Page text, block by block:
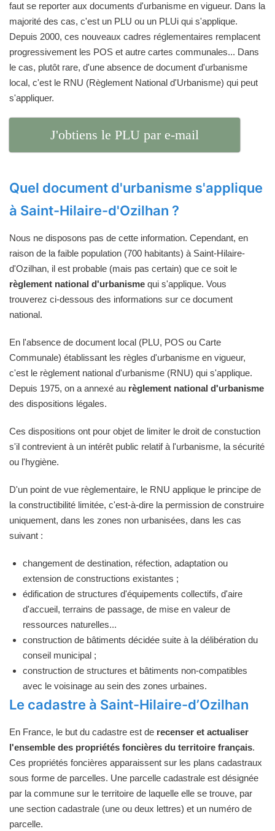
faut se reporter aux documents d'urbanisme en vigueur. Dans la
majorité des cas, c'est un PLU ou un PLUi qui s'applique.
Depuis 2000, ces nouveaux cadres réglementaires remplacent
progressivement les POS et autre cartes communales... Dans
le cas, plutôt rare, d'une absence de document d'urbanisme
local, c'est le RNU (Règlement National d'Urbanisme) qui peut
s'appliquer.
J'obtiens le PLU par e-mail
Quel document d'urbanisme s'applique
à Saint-Hilaire-d'Ozilhan ?
Nous ne disposons pas de cette information. Cependant, en
raison de la faible population (700 habitants) à Saint-Hilaire-
d'Ozilhan, il est probable (mais pas certain) que ce soit le
règlement national d'urbanisme qui s'applique. Vous
trouverez ci-dessous des informations sur ce document
national.
En l'absence de document local (PLU, POS ou Carte
Communale) établissant les règles d'urbanisme en vigueur,
c'est le règlement national d'urbanisme (RNU) qui s'applique.
Depuis 1975, on a annexé au règlement national d'urbanisme
des dispositions légales.
Ces dispositions ont pour objet de limiter le droit de constuction
s'il contrevient à un intérêt public relatif à l'urbanisme, la sécurité
ou l'hygiène.
D'un point de vue règlementaire, le RNU applique le principe de
la constructibilité limitée, c'est-à-dire la permission de construire
uniquement, dans les zones non urbanisées, dans les cas
suivant :
changement de destination, réfection, adaptation ou
extension de constructions existantes ;
édification de structures d'équipements collectifs, d'aire
d'accueil, terrains de passage, de mise en valeur de
ressources naturelles...
construction de bâtiments décidée suite à la délibération du
conseil municipal ;
construction de structures et bâtiments non-compatibles
avec le voisinage au sein des zones urbaines.
Le cadastre à Saint-Hilaire-d’Ozilhan
En France, le but du cadastre est de recenser et actualiser
l'ensemble des propriétés foncières du territoire français.
Ces propriétés foncières apparaissent sur les plans cadastraux
sous forme de parcelles. Une parcelle cadastrale est désignée
par la commune sur le territoire de laquelle elle se trouve, par
une section cadastrale (une ou deux lettres) et un numéro de
parcelle.